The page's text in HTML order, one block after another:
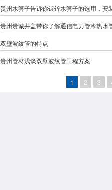
贵州水箅子告诉你镀锌水箅子的选用，安
贵州贵诚井盖带你了解通信电力管冷热水
​双壁波纹管的特点
贵州管材浅谈双壁波纹管工程方案
1 2 3